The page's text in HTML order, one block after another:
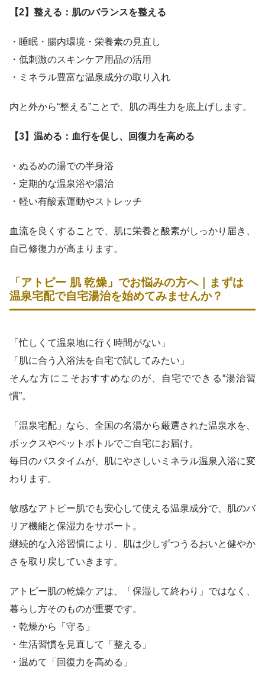
【2】整える：肌のバランスを整える
・睡眠・腸内環境・栄養素の見直し
・低刺激のスキンケア用品の活用
・ミネラル豊富な温泉成分の取り入れ
内と外から“整える”ことで、肌の再生力を底上げします。
【3】温める：血行を促し、回復力を高める
・ぬるめの湯での半身浴
・定期的な温泉浴や湯治
・軽い有酸素運動やストレッチ
血流を良くすることで、肌に栄養と酸素がしっかり届き、
自己修復力が高まります。
「アトピー 肌 乾燥」でお悩みの方へ｜まずは
温泉宅配で自宅湯治を始めてみませんか？
「忙しくて温泉地に行く時間がない」
「肌に合う入浴法を自宅で試してみたい」
そんな方にこそおすすめなのが、自宅でできる“湯治習
慣”。
「温泉宅配」なら、全国の名湯から厳選された温泉水を、
ボックスやペットボトルでご自宅にお届け。
毎日のバスタイムが、肌にやさしいミネラル温泉入浴に変
わります。
敏感なアトピー肌でも安心して使える温泉成分で、肌のバ
リア機能と保湿力をサポート。
継続的な入浴習慣により、肌は少しずつうるおいと健やか
さを取り戻していきます。
アトピー肌の乾燥ケアは、「保湿して終わり」ではなく、
暮らし方そのものが重要です。
・乾燥から「守る」
・生活習慣を見直して「整える」
・温めて「回復力を高める」